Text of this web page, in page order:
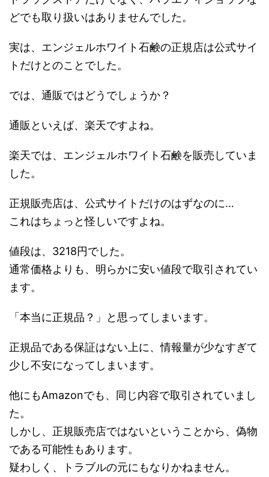
どでも取り扱いはありませんでした。
実は、エンジェルホワイト石鹸の正規店は公式サイ
トだけとのことでした。
では、通販ではどうでしょうか？
通販といえば、楽天ですよね。
楽天では、エンジェルホワイト石鹸を販売していま
した。
正規販売店は、公式サイトだけのはずなのに…
これはちょっと怪しいですよね。
値段は、3218円でした。
通常価格よりも、明らかに安い値段で取引されてい
ます。
「本当に正規品？」と思ってしまいます。
正規品である保証はない上に、情報量が少なすぎて
少し不安になってしまいます。
他にもAmazonでも、同じ内容で取引されていまし
た。
しかし、正規販売店ではないということから、偽物
である可能性もあります。
疑わしく、トラブルの元にもなりかねません。